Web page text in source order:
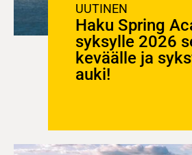
UUTINEN
Haku Spring
syksylle 2026
keväälle ja
auki!